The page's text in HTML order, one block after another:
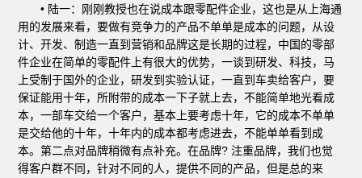
• 陆一：刚刚教授也在说成本跟零配件企业，这也是从上海通
用的发展来看，要做有竞争力的产品不单单是成本的问题，从设
计、开发、制造一直到营销和品牌这是长期的过程，中国的零部
件企业在简单的零配件上有很大的优势，一谈到研发、科技，马
上受制于国外的企业，研发到实验认证，一直到车卖给客户，要
保证能用十年，所附带的成本一下子就上去，不能简单地光看成
本，一部车交给一个客户，基本上要考虑十年，它的成本不单单
是交给他的十年，十年内的成本都考虑进去，不能单单看到成
本。第二点对品牌稍微有点补充。在品牌? 注重品牌，我们也觉
得客户群不同，针对不同的人，提供不同的产品，但是总的来